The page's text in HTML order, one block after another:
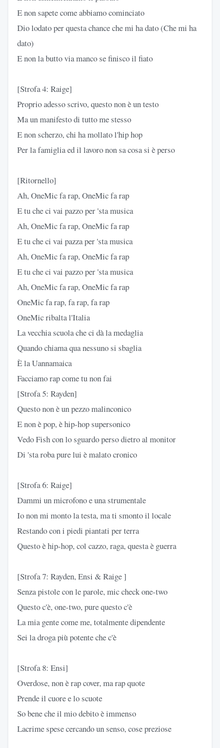
E non sapete come abbiamo cominciato
Dio lodato per questa chance che mi ha dato (Che mi ha
dato)
E non la butto via manco se finisco il fiato
[Strofa 4: Raige]
Proprio adesso scrivo, questo non è un testo
Ma un manifesto di tutto me stesso
E non scherzo, chi ha mollato l'hip hop
Per la famiglia ed il lavoro non sa cosa si è perso
[Ritornello]
Ah, OneMic fa rap, OneMic fa rap
E tu che ci vai pazzo per 'sta musica
Ah, OneMic fa rap, OneMic fa rap
E tu che ci vai pazza per 'sta musica
Ah, OneMic fa rap, OneMic fa rap
E tu che ci vai pazzo per 'sta musica
Ah, OneMic fa rap, OneMic fa rap
OneMic fa rap, fa rap, fa rap
OneMic ribalta l'Italia
La vecchia scuola che ci dà la medaglia
Quando chiama qua nessuno si sbaglia
È la Uannamaica
Facciamo rap come tu non fai
[Strofa 5: Rayden]
Questo non è un pezzo malinconico
E non è pop, è hip-hop supersonico
Vedo Fish con lo sguardo perso dietro al monitor
Di 'sta roba pure lui è malato cronico
[Strofa 6: Raige]
Dammi un microfono e una strumentale
Io non mi monto la testa, ma ti smonto il locale
Restando con i piedi piantati per terra
Questo è hip-hop, col cazzo, raga, questa è guerra
[Strofa 7: Rayden, Ensi & Raige ]
Senza pistole con le parole, mic check one-two
Questo c'è, one-two, pure questo c'è
La mia gente come me, totalmente dipendente
Sei la droga più potente che c'è
[Strofa 8: Ensi]
Overdose, non è rap cover, ma rap quote
Prende il cuore e lo scuote
So bene che il mio debito è immenso
Lacrime spese cercando un senso, cose preziose